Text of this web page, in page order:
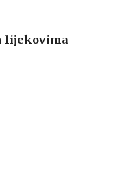
lijekovima